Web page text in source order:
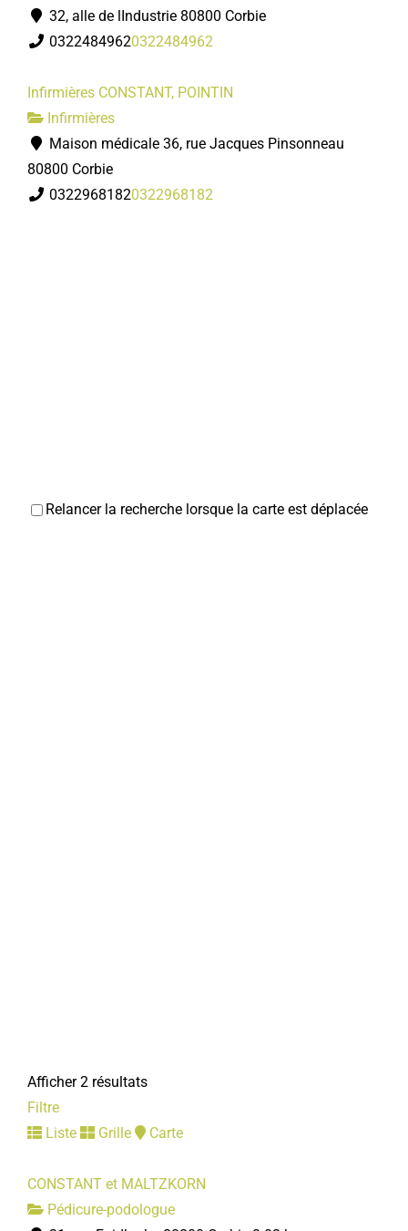
32, alle de lIndustrie 80800 Corbie
03224849620322484962
Infirmières CONSTANT, POINTIN
Infirmières
Maison médicale 36, rue Jacques Pinsonneau
80800 Corbie
03229681820322968182
Relancer la recherche lorsque la carte est déplacée
Afficher 2 résultats
Filtre
Liste
Grille Carte
CONSTANT et MALTZKORN
Pédicure-podologue